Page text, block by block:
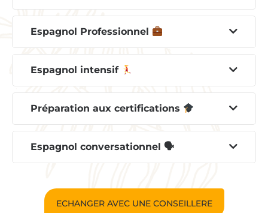
Espagnol Professionnel
Espagnol intensif
Préparation aux certifications
Espagnol conversationnel 🗣
ECHANGER AVEC UNE CONSEILLERE